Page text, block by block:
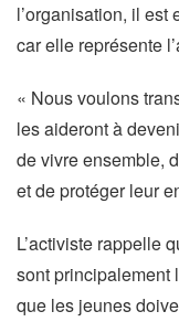
l’organisation, il est
car elle représente
« Nous voulons
les aideront à
de vivre ensemble,
et de protéger leur
L’activiste rappelle
sont principalement
que les jeunes